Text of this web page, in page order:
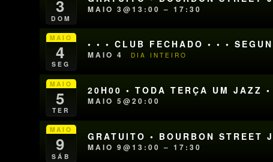
3
DOM
MAIO 3@13:00 – 17:30
MAIO
4
SEG
• • • CLUB FECHADO • • •
MAIO 4 DIA INTEIRO
MAIO
5
TER
20H00 • TODA TERÇA UM JAZZ
MAIO 5@20:00
MAIO
9
SÁB
GRATUITO • BOURBON STREET
MAIO 9@13:00 – 17:30